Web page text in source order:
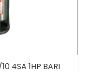
4SA 1HP BARI